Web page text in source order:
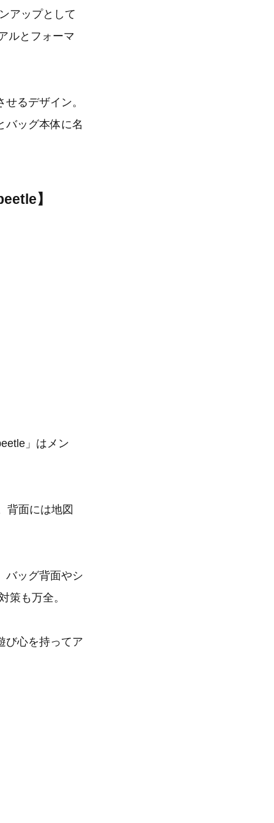
アップとして
ルとフォーマ
るデザイン。
バッグ本体に名
】
」はメン
背面には地図
バッグ背面やシ
策も万全。
び心を持ってア